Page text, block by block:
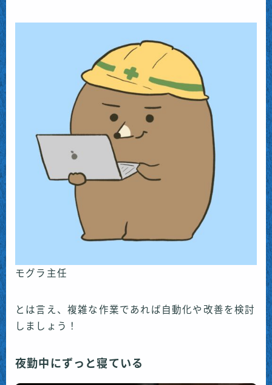
モグラ主任
とは言え、複雑な作業であれば自動化や改善を検討
しましょう！
夜勤中にずっと寝ている